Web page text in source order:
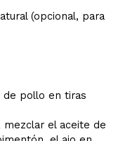
(opcional, para
de pollo en tiras
mezclar el aceite de